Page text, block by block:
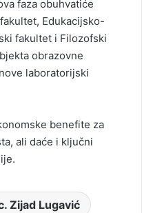
faza obuhvatiće
Edukacijsko-
fakultet i Filozofski
obrazovne
laboratorijski
benefite za
ali daće i ključni
Zijad Lugavić